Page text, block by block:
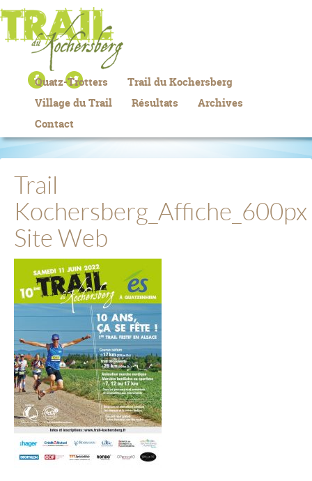
Quatz-Trotters
Trail du Kochersberg
Village du Trail
Résultats
Archives
Contact
Trail
Kochersberg_Affiche_600px
Site Web